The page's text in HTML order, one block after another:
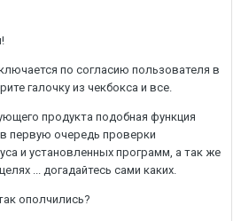
по согласию пользователя в
галочку из чекбокса и все.
продукта подобная функция
первую очередь проверки
и установленных программ, а так же
... догадайтесь сами каких.
ополчились?